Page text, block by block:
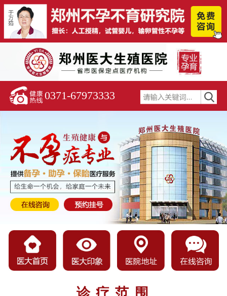
0371-67973333